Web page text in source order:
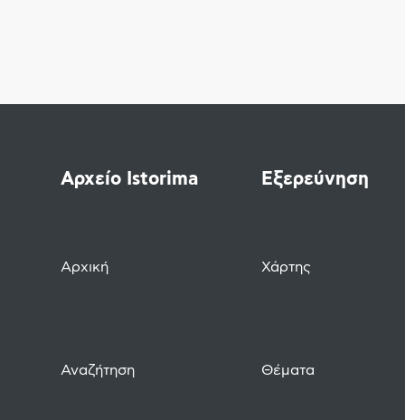
Αρχείο Istorima
Αρχική
Αναζήτηση
Εξερεύνηση
Χάρτης
Θέματα